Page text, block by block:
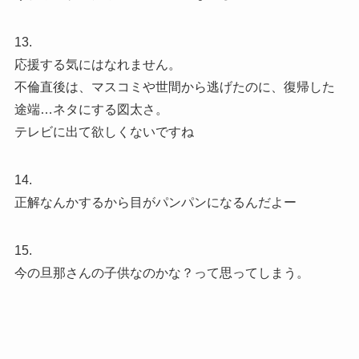
13.
応援する気にはなれません。
不倫直後は、マスコミや世間から逃げたのに、復帰した
途端…ネタにする図太さ。
テレビに出て欲しくないですね
14.
正解なんかするから目がパンパンになるんだよー
15.
今の旦那さんの子供なのかな？って思ってしまう。